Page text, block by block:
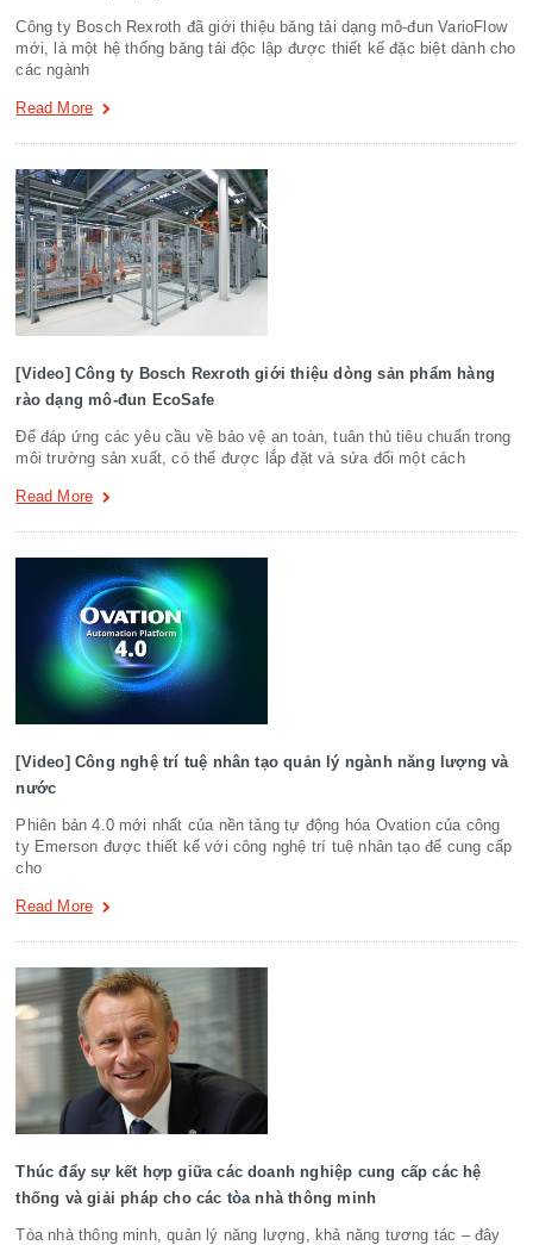
Công ty Bosch Rexroth đã giới thiệu băng tải dạng mô-đun VarioFlow
mới, là một hệ thống băng tải độc lập được thiết kế đặc biệt dành cho
các ngành
Read More
[Video] Công ty Bosch Rexroth giới thiệu dòng sản phẩm hàng
rào dạng mô-đun EcoSafe
Để đáp ứng các yêu cầu về bảo vệ an toàn, tuân thủ tiêu chuẩn trong
môi trường sản xuất, có thể được lắp đặt và sửa đổi một cách
Read More
[Video] Công nghệ trí tuệ nhân tạo quản lý ngành năng lượng và
nước
Phiên bản 4.0 mới nhất của nền tảng tự động hóa Ovation của công
ty Emerson được thiết kế với công nghệ trí tuệ nhân tạo để cung cấp
cho
Read More
Thúc đẩy sự kết hợp giữa các doanh nghiệp cung cấp các hệ
thống và giải pháp cho các tòa nhà thông minh
Tòa nhà thông minh, quản lý năng lượng, khả năng tương tác – đây